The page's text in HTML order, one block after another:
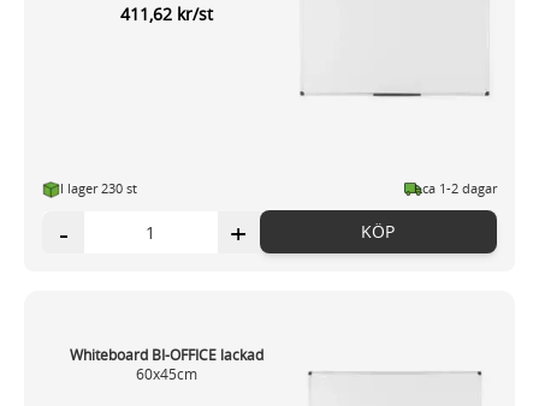
411,62 kr/st
I lager 230 st ca 1-2 dagar
- + KÖP
Whiteboard BI-OFFICE lackad
60x45cm